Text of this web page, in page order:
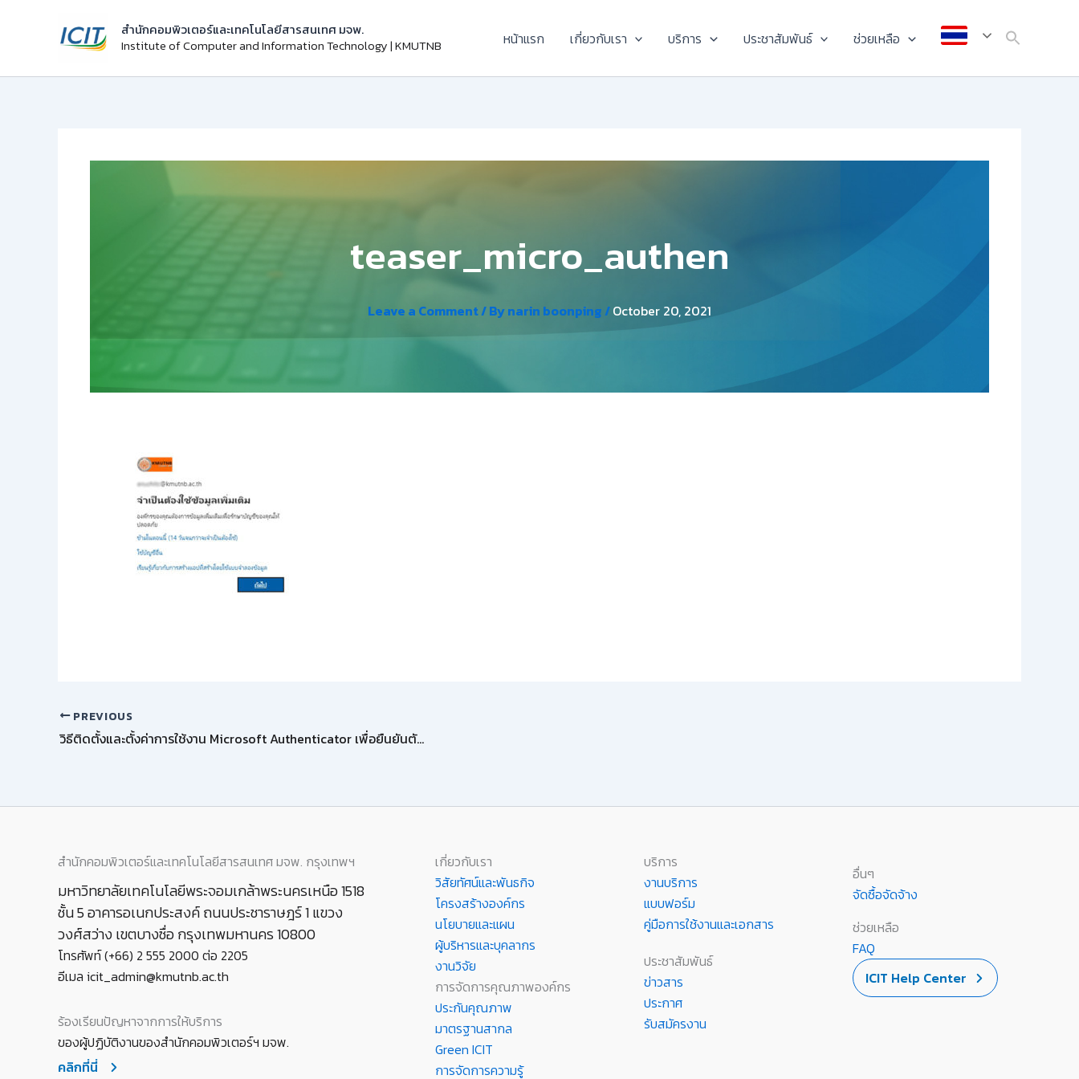
สำนักคอมพิวเตอร์และเทคโนโลยีสารสนเทศ มจพ.
Institute of Computer and Information Technology | KMUTNB
หน้าแรก เกี่ยวกับเรา บริการ ประชาสัมพันธ์ ช่วยเหลือ
teaser_micro_authen
Leave a Comment/ Bynarin boonping/October 20, 2021
PREVIOUS
วิธีติดตั้งและตั้งค่าการใช้งาน Microsoft Authenticator เพื่อยืนยันตัวตนใช้บริการ Microsoft
สำนักคอมพิวเตอร์และเทคโนโลยีสารสนเทศ มจพ. กรุงเทพฯ
มหาวิทยาลัยเทคโนโลยีพระจอมเกล้าพระนครเหนือ 1518
ชั้น 5 อาคารอเนกประสงค์ ถนนประชาราษฎร์ 1 แขวง
วงศ์สว่าง เขตบางซื่อ กรุงเทพมหานคร 10800
โทรศัพท์ (+66) 2 555 2000 ต่อ 2205
อีเมล icit_admin@kmutnb.ac.th
ร้องเรียนปัญหาจากการให้บริการ
ของผู้ปฏิบัติงานของสำนักคอมพิวเตอร์ฯ มจพ.
คลิกที่นี่
เกี่ยวกับเรา
วิสัยทัศน์และพันธกิจ
โครงสร้างองค์กร
นโยบายและแผน
ผู้บริหารและบุคลากร
งานวิจัย
การจัดการคุณภาพองค์กร
ประกันคุณภาพ
มาตรฐานสากล
Green ICIT
การจัดการความรู้
บริการ
งานบริการ
แบบฟอร์ม
คู่มือการใช้งานและเอกสาร
ประชาสัมพันธ์
ข่าวสาร
ประกาศ
รับสมัครงาน
อื่นๆ
จัดซื้อจัดจ้าง
ช่วยเหลือ
FAQ
ICIT Help Center